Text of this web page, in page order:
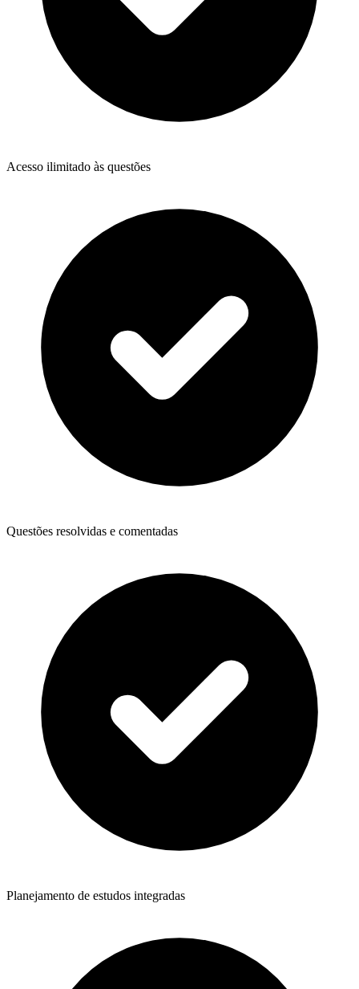
Acesso ilimitado às questões
Questões resolvidas e comentadas
Planejamento de estudos integradas